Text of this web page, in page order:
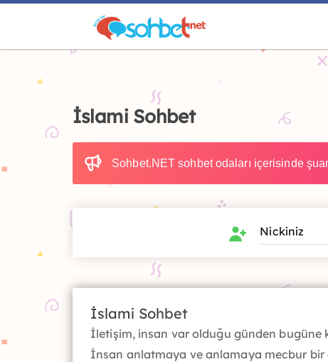
İslami Sohbet
Sohbet.NET sohbet odaları içerisinde
İslami Sohbet
İletişim, insan var olduğu günden bugüne
İnsan anlatmaya ve anlamaya mecbur bir